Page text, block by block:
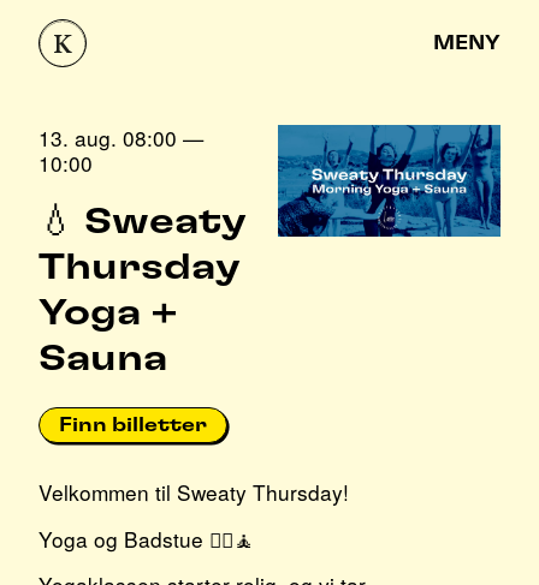
MENY
13. aug. 08:00 —
10:00
💧 Sweaty
Thursday
Yoga +
Sauna
Finn billetter
Velkommen til Sweaty Thursday!
Yoga og Badstue 🧖‍♀️🧘